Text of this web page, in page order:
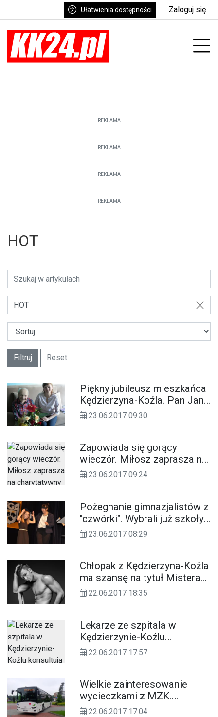
Ułatwienia dostępności Zaloguj się
REKLAMA
REKLAMA
REKLAMA
REKLAMA
HOT
HOT
Filtruj Reset
Piękny jubileusz mieszkańca
Kędzierzyna-Koźla. Pan Jan
Nowak świętuje dziś setne
23.06.2017 09:30
Zapowiada się gorący
wieczór. Miłosz zaprasza na
charytatywny pokaz bielizny
23.06.2017 09:24
Pożegnanie gimnazjalistów z
"czwórki". Wybrali już szkoły
średnie. Które najczęściej?
23.06.2017 08:29
Chłopak z Kędzierzyna-Koźla
ma szansę na tytuł Mistera
Polski. „Wyłowili” go na
22.06.2017 18:35
Lekarze ze szpitala w
Kędzierzynie-Koźlu
konsultują się przez Skype.
22.06.2017 17:57
Wielkie zainteresowanie
wycieczkami z MZK.
Chętnych jest więcej niż
22.06.2017 17:04